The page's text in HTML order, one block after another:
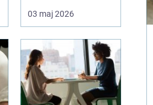
støtte, o...
03 maj 2026